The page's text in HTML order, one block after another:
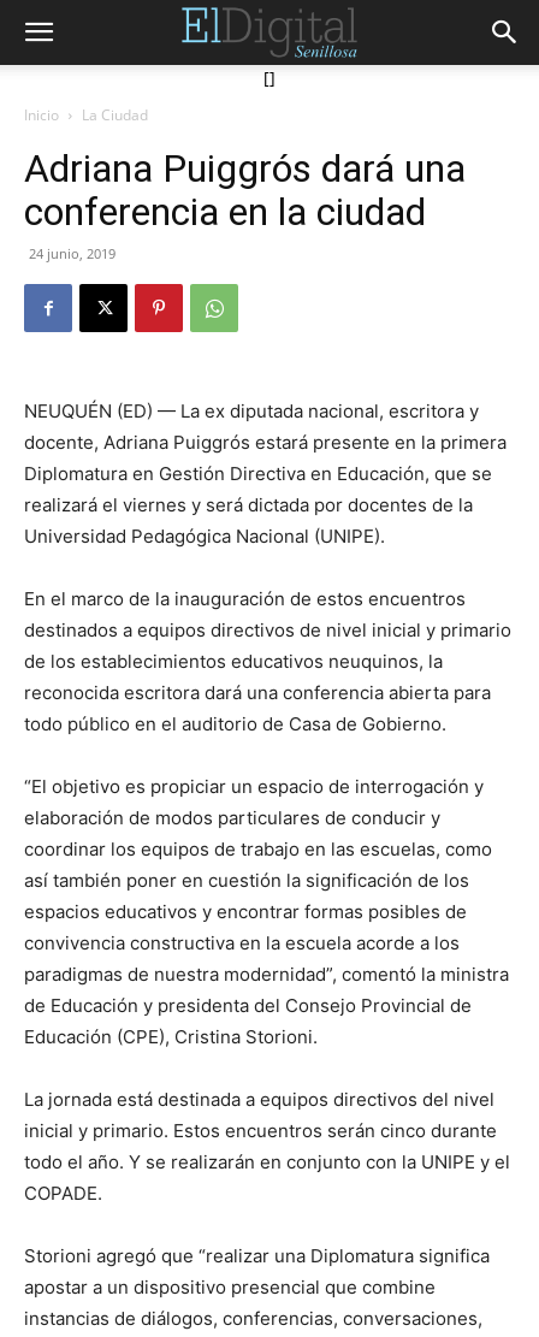
[]
Inicio La Ciudad
Adriana Puiggrós dará una
conferencia en la ciudad
24 junio, 2019
NEUQUÉN (ED) — La ex diputada nacional, escritora y
docente, Adriana Puiggrós estará presente en la primera
Diplomatura en Gestión Directiva en Educación, que se
realizará el viernes y será dictada por docentes de la
Universidad Pedagógica Nacional (UNIPE).
En el marco de la inauguración de estos encuentros
destinados a equipos directivos de nivel inicial y primario
de los establecimientos educativos neuquinos, la
reconocida escritora dará una conferencia abierta para
todo público en el auditorio de Casa de Gobierno.
“El objetivo es propiciar un espacio de interrogación y
elaboración de modos particulares de conducir y
coordinar los equipos de trabajo en las escuelas, como
así también poner en cuestión la significación de los
espacios educativos y encontrar formas posibles de
convivencia constructiva en la escuela acorde a los
paradigmas de nuestra modernidad”, comentó la ministra
de Educación y presidenta del Consejo Provincial de
Educación (CPE), Cristina Storioni.
La jornada está destinada a equipos directivos del nivel
inicial y primario. Estos encuentros serán cinco durante
todo el año. Y se realizarán en conjunto con la UNIPE y el
COPADE.
Storioni agregó que “realizar una Diplomatura significa
apostar a un dispositivo presencial que combine
instancias de diálogos, conferencias, conversaciones,